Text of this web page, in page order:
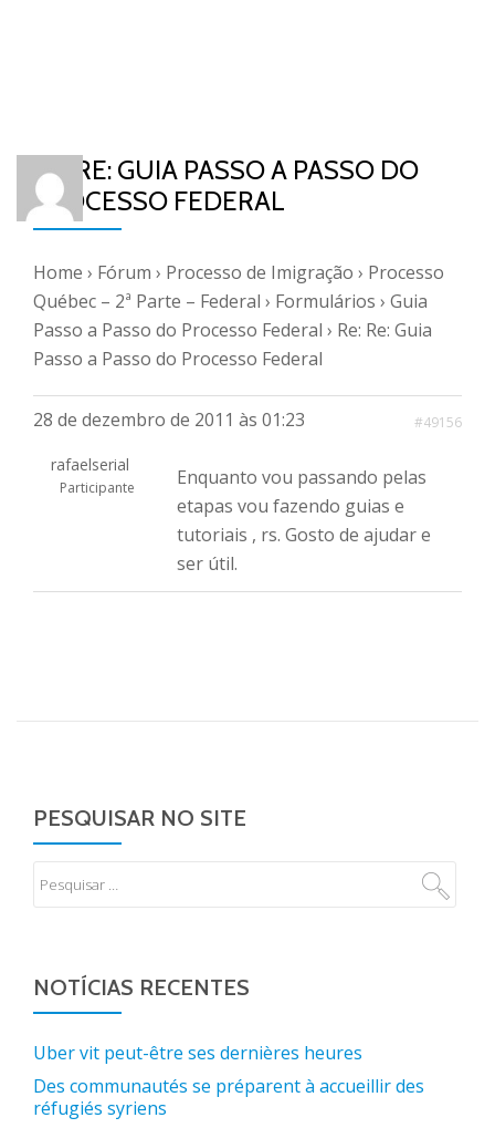
RE: RE: GUIA PASSO A PASSO DO
PROCESSO FEDERAL
Home › Fórum › Processo de Imigração › Processo
Québec – 2ª Parte – Federal › Formulários › Guia
Passo a Passo do Processo Federal › Re: Re: Guia
Passo a Passo do Processo Federal
28 de dezembro de 2011 às 01:23 #49156
rafaelserial
Participante
Enquanto vou passando pelas
etapas vou fazendo guias e
tutoriais , rs. Gosto de ajudar e
ser útil.
PESQUISAR NO SITE
NOTÍCIAS RECENTES
Uber vit peut-être ses dernières heures
Des communautés se préparent à accueillir des
réfugiés syriens